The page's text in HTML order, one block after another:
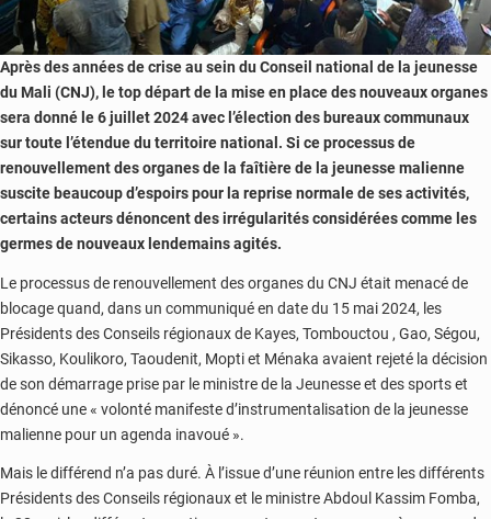
Après des années de crise au sein du Conseil national de la jeunesse
du Mali (CNJ), le top départ de la mise en place des nouveaux organes
sera donné le 6 juillet 2024 avec l’élection des bureaux communaux
sur toute l’étendue du territoire national. Si ce processus de
renouvellement des organes de la faîtière de la jeunesse malienne
suscite beaucoup d’espoirs pour la reprise normale de ses activités,
certains acteurs dénoncent des irrégularités considérées comme les
germes de nouveaux lendemains agités.
Le processus de renouvellement des organes du CNJ était menacé de
blocage quand, dans un communiqué en date du 15 mai 2024, les
Présidents des Conseils régionaux de Kayes, Tombouctou , Gao, Ségou,
Sikasso, Koulikoro, Taoudenit, Mopti et Ménaka avaient rejeté la décision
de son démarrage prise par le ministre de la Jeunesse et des sports et
dénoncé une « volonté manifeste d’instrumentalisation de la jeunesse
malienne pour un agenda inavoué ».
Mais le différend n’a pas duré. À l’issue d’une réunion entre les différents
Présidents des Conseils régionaux et le ministre Abdoul Kassim Fomba,